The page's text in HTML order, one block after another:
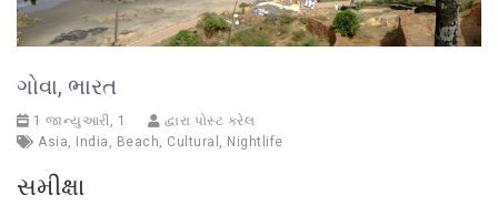
ગોવા, ભારત
1 જાન્યુઆરી, 1
દ્વારા પોસ્ટ કરેલ
Asia, India , Beach, Cultural , Nightlife
સમીક્ષા